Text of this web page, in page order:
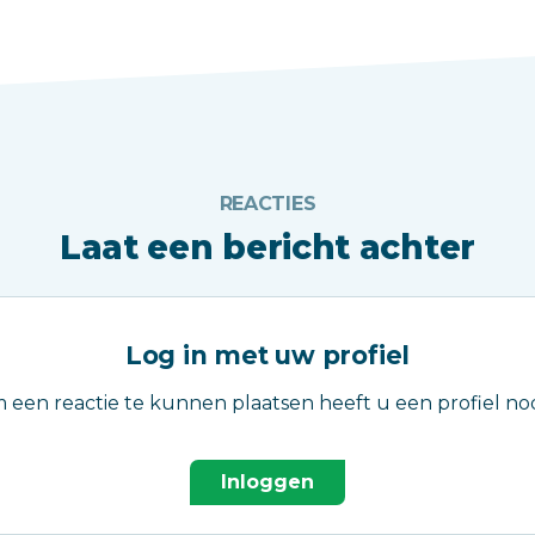
REACTIES
Laat een bericht achter
Log in met uw profiel
een reactie te kunnen plaatsen heeft u een profiel
Inloggen